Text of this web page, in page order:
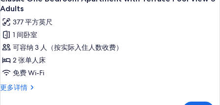
所
有
照
片
View
Adults+2
Children
更
多
信
示
Classic
One
Bedroom
Apartment
with
Terrace
Pool
Adults
377 平方英尺
1 间卧室
可容纳 3 人（按实际入住人数收费）
2 张单人床
免费 Wi-Fi
更多详情
Classic